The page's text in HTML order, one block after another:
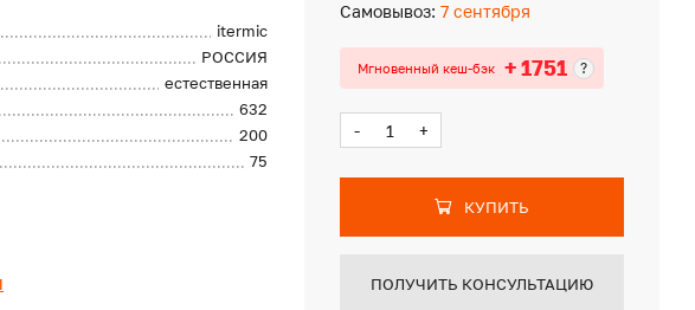
itermic
РОССИЯ
естественная
632
200
75
Самовывоз: 7 сентября
Мгновенный кеш-бэк + 1751 ?
- +
КУПИТЬ
ПОЛУЧИТЬ КОНСУЛЬТАЦИЮ